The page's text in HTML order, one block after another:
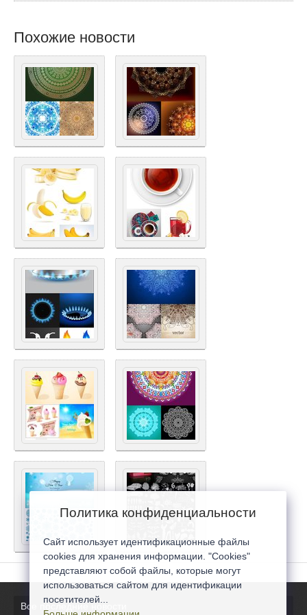
Похожие новости
Все последние новости
Политика конфиденциальности
Сайт использует идентификационные файлы
cookies для хранения информации. "Cookies"
представляют собой файлы, которые могут
использоваться сайтом для идентификации
посетителей...